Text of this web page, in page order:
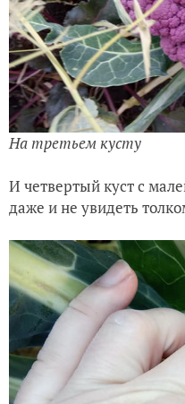
На третьем кусту
И четвертый куст с
даже и не увидеть